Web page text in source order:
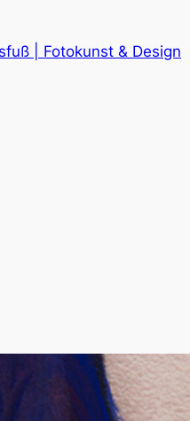
| Fotokunst & Design